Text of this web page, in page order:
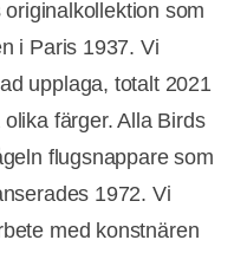
som
i Paris 1937. Vi
upplaga, totalt 2021
färger. Alla Birds
flugsnappare som
1972. Vi
med konstnären